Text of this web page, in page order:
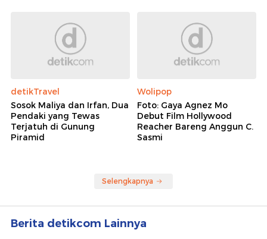
detikTravel
Sosok Maliya dan Irfan, Dua
Pendaki yang Tewas
Terjatuh di Gunung
Piramid
Wolipop
Foto: Gaya Agnez Mo
Debut Film Hollywood
Reacher Bareng Anggun C.
Sasmi
Selengkapnya
Berita detikcom Lainnya